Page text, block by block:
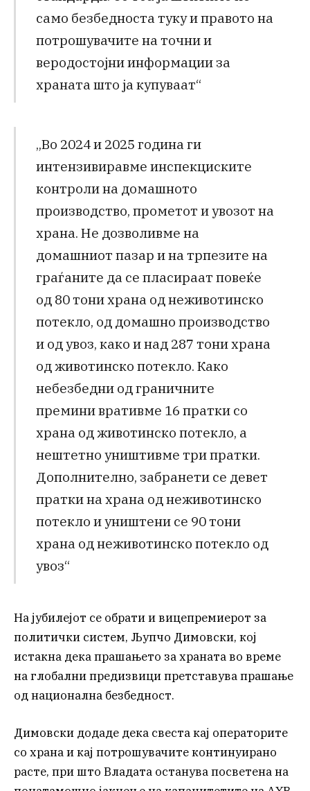
само безбедноста туку и правото на
потрошувачите на точни и
веродостојни информации за
храната што ја купуваат“
„Во 2024 и 2025 година ги
интензивиравме инспекциските
контроли на домашното
производство, прометот и увозот на
храна. Не дозволивме на
домашниот пазар и на трпезите на
граѓаните да се пласираат повеќе
од 80 тони храна од неживотинско
потекло, од домашно производство
и од увоз, како и над 287 тони храна
од животинско потекло. Како
небезбедни од граничните
премини вративме 16 пратки со
храна од животинско потекло, а
нештетно уништивме три пратки.
Дополнително, забранети се девет
пратки на храна од неживотинско
потекло и уништени се 90 тони
храна од неживотинско потекло од
увоз“
На јубилејот се обрати и вицепремиерот за
политички систем, Љупчо Димовски, кој
истакна дека прашањето за храната во време
на глобални предизвици претставува прашање
од национална безбедност.
Димовски додаде дека свеста кај операторите
со храна и кај потрошувачите континуирано
расте, при што Владата останува посветена на